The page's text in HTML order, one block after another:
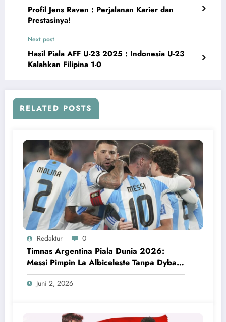
Profil Jens Raven : Perjalanan Karier dan
Prestasinya!
Next post
Hasil Piala AFF U-23 2025 : Indonesia U-23
Kalahkan Filipina 1-0
RELATED POSTS
Redaktur 0
Timnas Argentina Piala Dunia 2026:
Messi Pimpin La Albiceleste Tanpa Dybala
dan Garnacho
Juni 2, 2026